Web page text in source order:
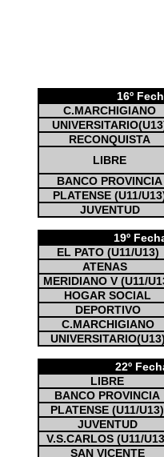
16º
C.MARCHIGIANO
RECONQUISTA
LIBRE
BANCO PROVINCIA
PLATENSE (U11/
JUVENTUD
19º
EL PATO (U11/U13)
ATENAS
MERIDIANO V (U11/
HOGAR SOCIAL
DEPORTIVO
C.MARCHIGIANO
UNIVERSITARIO(U13)
22º
LIBRE
BANCO PROVINCIA
PLATENSE (U11/U13)
JUVENTUD
V.S.CARLOS (U11/
SAN VICENTE